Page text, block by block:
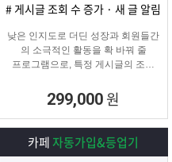
# 게시글 조회 수 증가 · 새 글 알림
낮은 인지도로 더딘 성장과 회원들간
의 소극적인 활동을 확 바꿔 줄
프로그램으로, 특정 게시글의 조회
카테고리에 새 글 알림 표시기능!
299,000 원
카페자동가입&등업기